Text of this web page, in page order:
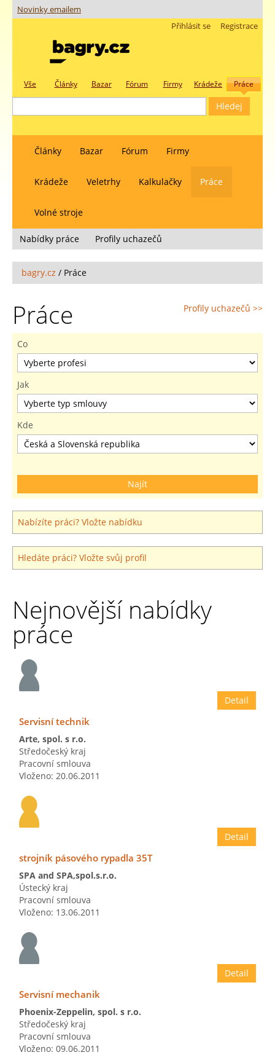
Novinky emailem
Registrace
Přihlásit se
Vše Články Bazar Fórum Firmy Krádeže Práce
Články Bazar Fórum Firmy
Krádeže Veletrhy Kalkulačky Práce
Volné stroje
Nabídky práce Profily uchazečů
bagry.cz / Práce
Profily uchazečů >>
Práce
Co
Jak
Kde
Nabízíte práci? Vložte nabídku
Hledáte práci? Vložte svůj profil
Nejnovější nabídky
práce
Detail
Servisní technik
Arte, spol. s r.o.
Středočeský kraj
Pracovní smlouva
Vloženo: 20.06.2011
Detail
strojník pásového rypadla 35T
SPA and SPA,spol.s.r.o.
Ústecký kraj
Pracovní smlouva
Vloženo: 13.06.2011
Detail
Servisní mechanik
Phoenix-Zeppelin, spol. s r.o.
Středočeský kraj
Pracovní smlouva
Vloženo: 09.06.2011